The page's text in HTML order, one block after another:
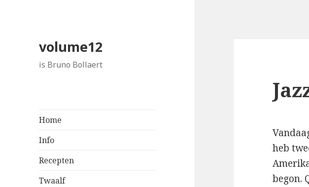
volume12
is Bruno Bollaert
Home
Info
Recepten
Twaalf
heb
begon.